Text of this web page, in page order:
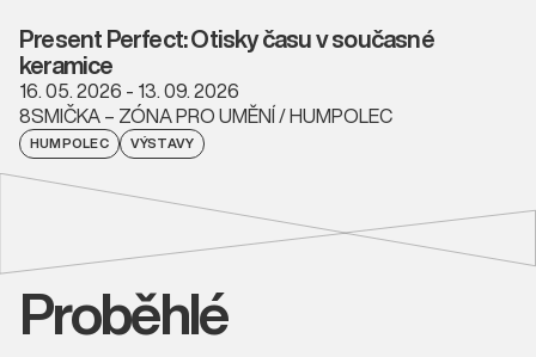
Present Perfect: Otisky času v současné
keramice
16. 05. 2026 - 13. 09. 2026
8SMIČKA – ZÓNA PRO UMĚNÍ / HUMPOLEC
HUMPOLEC VÝSTAVY
Proběhlé